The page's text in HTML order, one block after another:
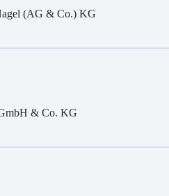
(AG & Co.) KG
& Co. KG